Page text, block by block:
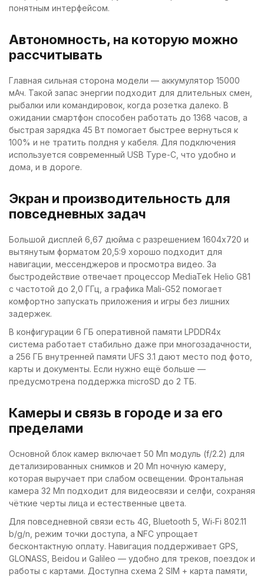
понятным интерфейсом.
Автономность, на которую можно
рассчитывать
Главная сильная сторона модели — аккумулятор 15000
мАч. Такой запас энергии подходит для длительных смен,
рыбалки или командировок, когда розетка далеко. В
ожидании смартфон способен работать до 1368 часов, а
быстрая зарядка 45 Вт помогает быстрее вернуться к
100% и не тратить полдня у кабеля. Для подключения
используется современный USB Type-C, что удобно и
дома, и в дороге.
Экран и производительность для
повседневных задач
Большой дисплей 6,67 дюйма с разрешением 1604x720 и
вытянутым форматом 20,5:9 хорошо подходит для
навигации, мессенджеров и просмотра видео. За
быстродействие отвечает процессор MediaTek Helio G81
с частотой до 2,0 ГГц, а графика Mali-G52 помогает
комфортно запускать приложения и игры без лишних
задержек.
В конфигурации 6 ГБ оперативной памяти LPDDR4x
система работает стабильно даже при многозадачности,
а 256 ГБ внутренней памяти UFS 3.1 дают место под фото,
карты и документы. Если нужно ещё больше —
предусмотрена поддержка microSD до 2 ТБ.
Камеры и связь в городе и за его
пределами
Основной блок камер включает 50 Мп модуль (f/2.2) для
детализированных снимков и 20 Мп ночную камеру,
которая выручает при слабом освещении. Фронтальная
камера 32 Мп подходит для видеосвязи и селфи, сохраняя
чёткие черты лица и естественные цвета.
Для повседневной связи есть 4G, Bluetooth 5, Wi‑Fi 802.11
b/g/n, режим точки доступа, а NFC упрощает
бесконтактную оплату. Навигация поддерживает GPS,
GLONASS, Beidou и Galileo — удобно для треков, поездок и
работы с картами. Доступна схема 2 SIM + карта памяти,